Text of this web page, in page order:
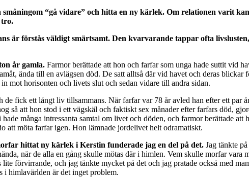
“gå vidare” och hitta en ny kärlek. Om relationen varit
tro.
är förstås väldigt smärtsamt. Den kvarvarande tappar ofta
år gamla. Farmor berättade att hon och farfar som unga hade suttit vid
ända till en avlägsen död. De satt alltså där vid havet och deras blickar
mot horisonten och livets slut och sedan vidare till andra sidan.
fick ett långt liv tillsammans. När farfar var 78 år avled han efter ett par
så att hon stod i ett vägskäl och faktiskt sex månader efter farfars död,
många intressanta samtal om livet och döden, och farmor berättade att
att möta farfar igen. Hon lämnade jordelivet helt odramatiskt.
hittat ny kärlek i Kerstin funderade jag en del på det. Jag tänkte
när de alla en gång skulle mötas där i himlen. Vem skulle morfar
förvirrande, och jag tänkte mycket på det och jag pratade också med
i himlavärlden är det inget problem.